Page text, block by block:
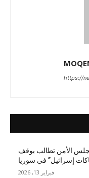
https://
الأمن تطالب بوقف
إسرائيل” في سوريا
فبراير 13, 2026